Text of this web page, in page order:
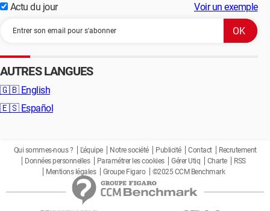
Actu du jour Voir un exemple
AUTRES LANGUES
🇬🇧 English
🇪🇸 Español
Qui sommes-nous ? L'équipe Notre société Publicité Contact
Recrutement
Données personnelles
Paramétrer les cookies Gérer Utiq Charte
RSS
Mentions légales
Groupe Figaro ©2025 CCM Benchmark